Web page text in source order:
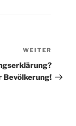
Beitrag
WEITER
Bevölkerung!